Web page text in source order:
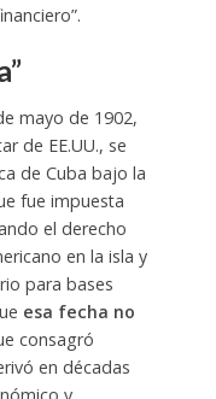
mayo de 1902,
de EE.UU., se
de Cuba bajo la
fue impuesta
el derecho
en la isla y
para bases
esa fecha no
consagró
en décadas